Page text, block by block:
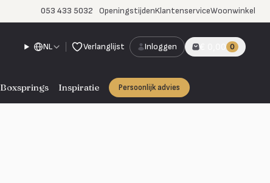
053 433 5032 OpeningstijdenKlantenserviceWoonwinkel
NL Verlanglijst Inloggen € 0,00 0
Boxsprings Inspiratie Persoonlijk advies